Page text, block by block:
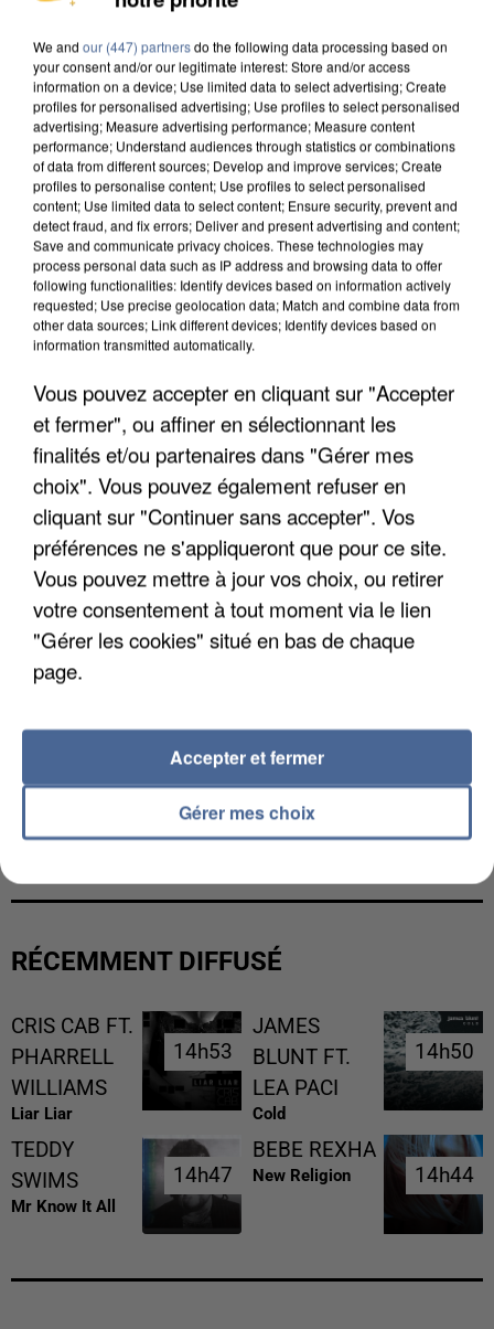
UN SECOND CADRE DE LA DZ MAFIA
INTERPELLÉ EN ALGÉRIE
UNE TOURISTE DE L’OISE EMPORTÉE PAR UNE
COULÉE DE BOUE EN HAUTE-SAVOIE
RÉCEMMENT DIFFUSÉ
CRIS CAB FT.
PHARRELL
WILLIAMS
Liar Liar
14h53
14h53
JAMES
BLUNT FT.
LEA PACI
Cold
14h50
14h50
TEDDY
SWIMS
Mr Know It All
14h47
14h47
BEBE REXHA
New Religion 14h44
14h44
We and our (447) partnersdo the following data processing based on
your consent and/or our legitimate interest: Store and/or access
information on a device; Use limited data to select advertising; Create
profiles for personalised advertising; Use profiles to select personalised
advertising; Measure advertising performance; Measure content
performance; Understand audiences through statistics or combinations
of data from different sources; Develop and improve services; Create
profiles to personalise content; Use profiles to select personalised
content; Use limited data to select content; Ensure security, prevent and
detect fraud, and fix errors; Deliver and present advertising and content;
Save and communicate privacy choices. These technologies may
process personal data such as IP address and browsing data to offer
following functionalities: Identify devices based on information actively
requested; Use precise geolocation data; Match and combine data from
other data sources; Link different devices; Identify devices based on
information transmitted automatically.
Vous pouvez accepter en cliquant sur "Accepter
et fermer", ou affiner en sélectionnant les
finalités et/ou partenaires dans "Gérer mes
choix". Vous pouvez également refuser en
cliquant sur "Continuer sans accepter". Vos
préférences ne s'appliqueront que pour ce site.
Vous pouvez mettre à jour vos choix, ou retirer
votre consentement à tout moment via le lien
"Gérer les cookies" situé en bas de chaque
page.
Gérer mes choix
Accepter et fermer